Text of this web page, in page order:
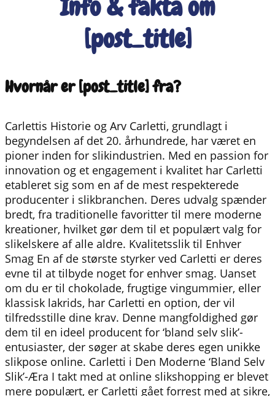
Info & fakta om
[post_title]
Hvornår er [post_title] fra?
Carlettis Historie og Arv Carletti, grundlagt i
begyndelsen af det 20. århundrede, har været en
pioner inden for slikindustrien. Med en passion for
innovation og et engagement i kvalitet har Carletti
etableret sig som en af de mest respekterede
producenter i slikbranchen. Deres udvalg spænder
bredt, fra traditionelle favoritter til mere moderne
kreationer, hvilket gør dem til et populært valg for
slikelskere af alle aldre. Kvalitetsslik til Enhver
Smag En af de største styrker ved Carletti er deres
evne til at tilbyde noget for enhver smag. Uanset
om du er til chokolade, frugtige vingummier, eller
klassisk lakrids, har Carletti en option, der vil
tilfredsstille dine krav. Denne mangfoldighed gør
dem til en ideel producent for ‘bland selv slik’-
entusiaster, der søger at skabe deres egen unikke
slikpose online. Carletti i Den Moderne ‘Bland Selv
Slik’-Æra I takt med at online slikshopping er blevet
mere populært, er Carletti gået forrest med at sikre,